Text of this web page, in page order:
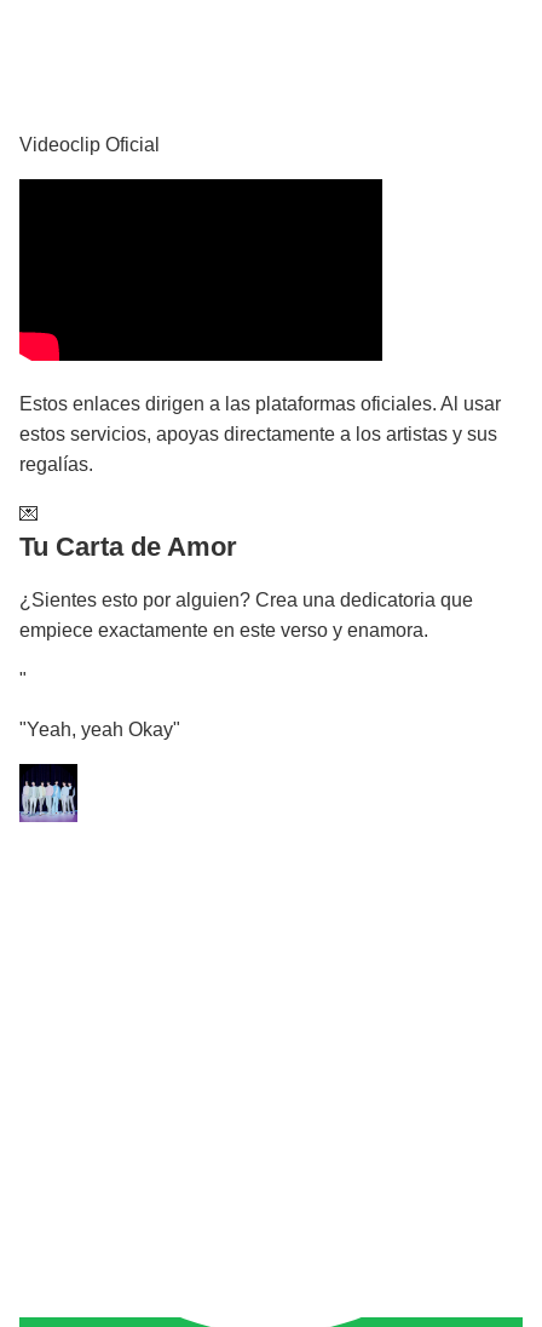
Videoclip Oficial
Estos enlaces dirigen a las plataformas oficiales. Al usar
estos servicios, apoyas directamente a los artistas y sus
regalías.
💌
Tu Carta de Amor
¿Sientes esto por alguien? Crea una dedicatoria que
empiece exactamente en este verso y enamora.
"
"Yeah, yeah Okay"